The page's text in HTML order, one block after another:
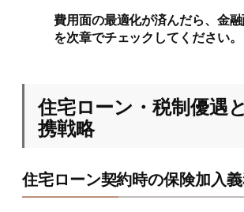
費用面の最適化が済んだら、金
を次章でチェックしてください。
住宅ローン・税制優遇
携戦略
住宅ローン契約時の保険加入